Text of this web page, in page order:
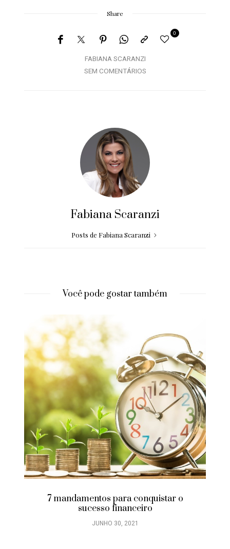
Share
FABIANA SCARANZI
0
SEM COMENTÁRIOS
Fabiana Scaranzi
Posts de Fabiana Scaranzi
Você pode gostar também
7 mandamentos para conquistar o
sucesso financeiro
JUNHO 30, 2021